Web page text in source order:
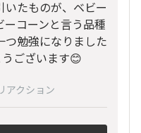
たものが、ベビー
コーンと言う品種
つ勉強になりました
ございます😊
アクション